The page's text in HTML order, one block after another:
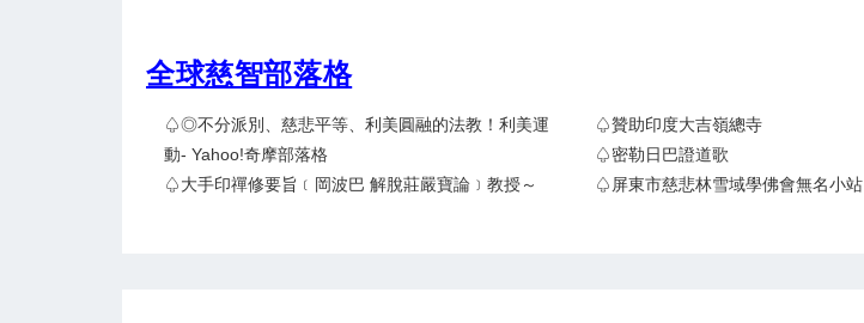
全球慈智部落格
♤◎不分派別、慈悲平等、利美圓融的法教！利美運
動- Yahoo!奇摩部落格
♤贊助印度大吉嶺總寺
♤密勒日巴證道歌
♤大手印禪修要旨﹝岡波巴 解脫莊嚴寶論﹞教授～
♤屏東市慈悲林雪域學佛會無名小站